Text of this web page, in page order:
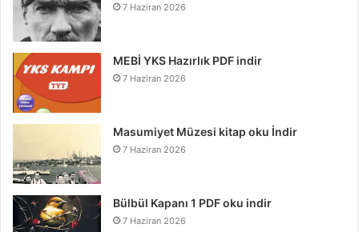
7 Haziran 2026
MEBİ YKS Hazırlık PDF indir
7 Haziran 2026
Masumiyet Müzesi kitap oku İndir
7 Haziran 2026
Bülbül Kapanı 1 PDF oku indir
7 Haziran 2026